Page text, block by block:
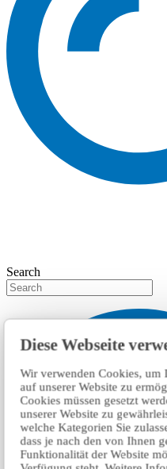
Diese Webseite
Wir verwenden Cookies, um
auf unserer Website zu
Cookies müssen gesetzt
unserer Website zu
welche Kategorien Sie
dass je nach den von Ihnen
Funktionalität der Website
Search